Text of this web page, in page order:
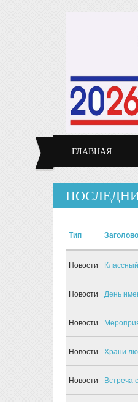
ГЛАВНАЯ
Тип
Новости
Новости День
Новости
Новости Храни
Новости Встреча